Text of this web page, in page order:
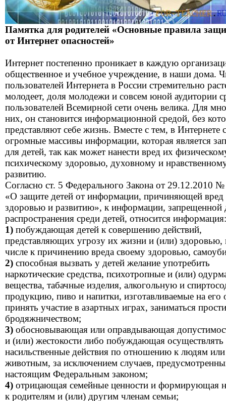
Памятка для родителей «Основные правила
от Интернет опасностей»
Интернет постепенно проникает в каждую
общественное и учебное учреждение, в наши дома.
пользователей Интернета в России стремительно
молодеет, доля молодежи и совсем юной аудитории
пользователей Всемирной сети очень велика. Для
них, он становится информационной средой, без
представляют себе жизнь. Вместе с тем, в Интернете
огромные массивы информации, которая является
для детей, так как может нанести вред их
психическому здоровью, духовному и
развитию.
Согласно ст. 5 Федерального Закона от 29.12.2010
«О защите детей от информации, причиняющей вред
здоровью и развитию», к информации, запрещенной
распространения среди детей, относится информация:
1) побуждающая детей к совершению действий,
представляющих угрозу их жизни и (или) здоровью,
числе к причинению вреда своему здоровью,
2) способная вызвать у детей желание употребить
наркотические средства, психотропные и (или)
вещества, табачные изделия, алкогольную и
продукцию, пиво и напитки, изготавливаемые на его
принять участие в азартных играх, заниматься
бродяжничеством;
3) обосновывающая или оправдывающая
и (или) жестокости либо побуждающая осуществлять
насильственные действия по отношению к людям или
животным, за исключением случаев,
настоящим Федеральным законом;
4) отрицающая семейные ценности и формирующая
к родителям и (или) другим членам семьи;